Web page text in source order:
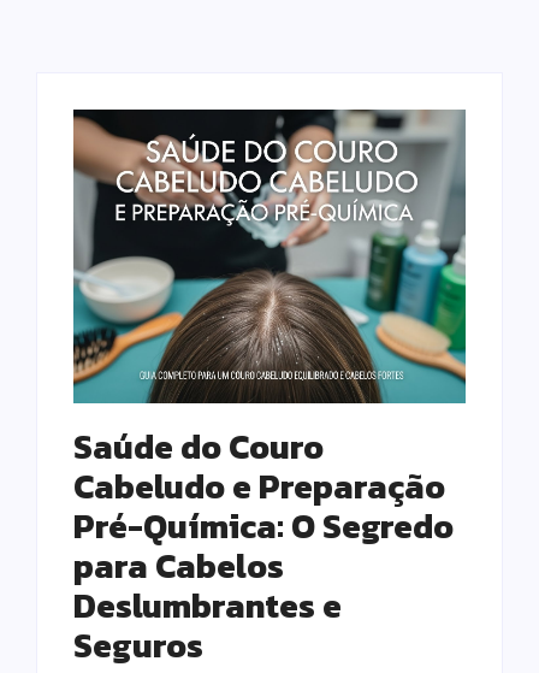
Saúde do Couro
Cabeludo e Preparação
Pré-Química: O Segredo
para Cabelos
Deslumbrantes e
Seguros